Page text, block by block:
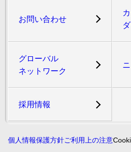
お問い合わせ
グローバル
ネットワーク
採用情報
個人情報保護方針ご利用上の注意